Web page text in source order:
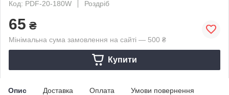
Код: PDF-20-180W
Роздріб
65 ₴
Мінімальна сума замовлення на сайті — 500 ₴
Купити
Опис Доставка Оплата Умови повернення